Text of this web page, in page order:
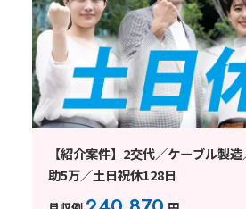
【紹介案件】2交代／ケーブル製
助5万／土日祝休128日